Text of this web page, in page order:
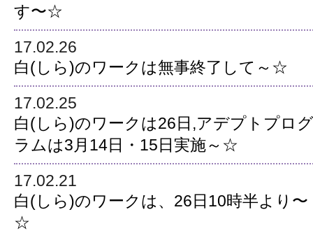
す〜☆
17.02.26
白(しら)のワークは無事終了して～☆
17.02.25
白(しら)のワークは26日,アデプトプログ
ラムは3月14日・15日実施～☆
17.02.21
白(しら)のワークは、26日10時半より〜
☆